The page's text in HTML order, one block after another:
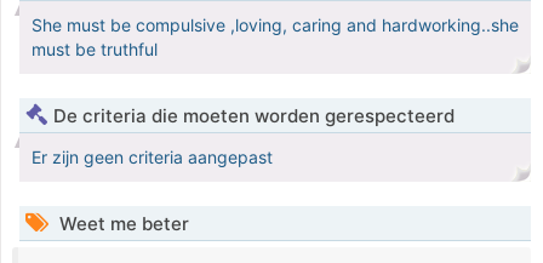
She must be compulsive ,loving, caring and hardworking..she
must be truthful
De criteria die moeten worden gerespecteerd
Er zijn geen criteria aangepast
Weet me beter